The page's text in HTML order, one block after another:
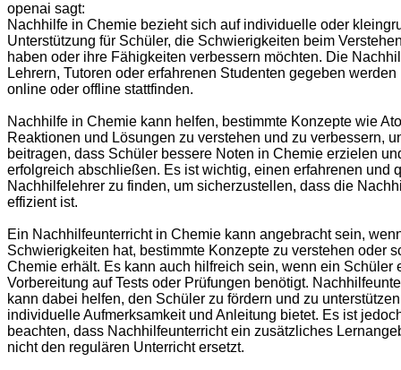
openai sagt:
Nachhilfe in Chemie bezieht sich auf individuelle oder
Unterstützung für Schüler, die Schwierigkeiten beim
haben oder ihre Fähigkeiten verbessern möchten. Die
Lehrern, Tutoren oder erfahrenen Studenten gegeben
online oder offline stattfinden.
Nachhilfe in Chemie kann helfen, bestimmte Konzepte wie
Reaktionen und Lösungen zu verstehen und zu verbessern,
beitragen, dass Schüler bessere Noten in Chemie erzielen
erfolgreich abschließen. Es ist wichtig, einen erfahrenen und
Nachhilfelehrer zu finden, um sicherzustellen, dass die
effizient ist.
Ein Nachhilfeunterricht in Chemie kann angebracht sein,
Schwierigkeiten hat, bestimmte Konzepte zu verstehen oder
Chemie erhält. Es kann auch hilfreich sein, wenn ein Schüler
Vorbereitung auf Tests oder Prüfungen benötigt.
kann dabei helfen, den Schüler zu fördern und zu
individuelle Aufmerksamkeit und Anleitung bietet. Es ist
beachten, dass Nachhilfeunterricht ein zusätzliches
nicht den regulären Unterricht ersetzt.